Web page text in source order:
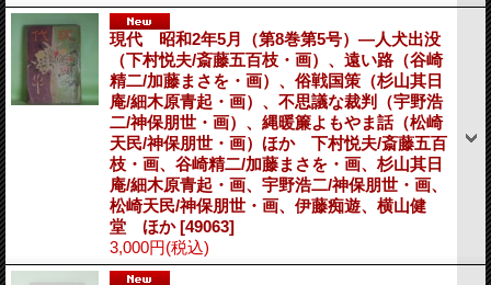
現代 昭和2年5月（第8巻第5号）―人犬出没
（下村悦夫/斎藤五百枝・画）、遠い路（谷崎
精二/加藤まさを・画）、俗戦国策（杉山其日
庵/細木原青起・画）、不思議な裁判（宇野浩
二/神保朋世・画）、縄暖簾よもやま話（松崎
天民/神保朋世・画）ほか 下村悦夫/斎藤五百
枝・画、谷崎精二/加藤まさを・画、杉山其日
庵/細木原青起・画、宇野浩二/神保朋世・画、
松崎天民/神保朋世・画、伊藤痴遊、横山健
堂 ほか[49063]
3,000円(税込)